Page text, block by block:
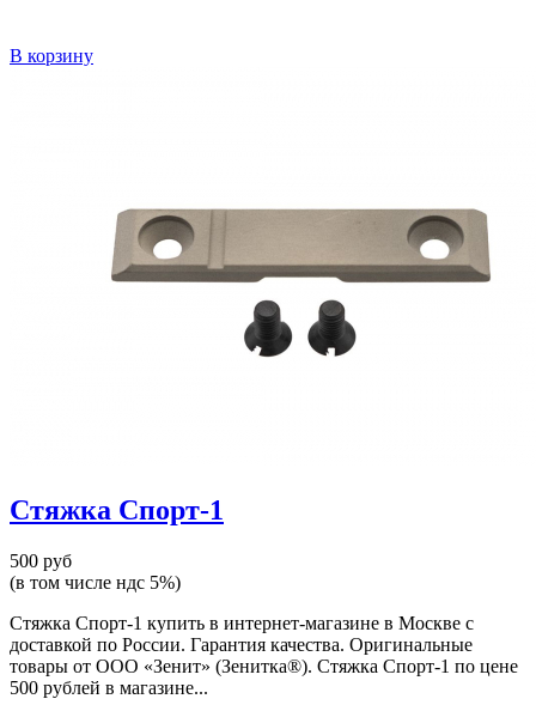
В корзину
Стяжка Спорт-1
500 руб
(в том числе ндс 5%)
Стяжка Спорт-1 купить в интернет-магазине в Москве с
доставкой по России. Гарантия качества. Оригинальные
товары от ООО «Зенит» (Зенитка®). Стяжка Спорт-1 по цене
500 рублей в магазине...